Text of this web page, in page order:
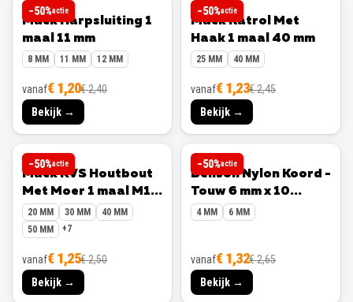
−50%actie
MACK
Mack Harpsluiting 1
maal 11 mm
8 MM 11 MM 12 MM
vanaf€ 1,20€ 2,40
Bekijk →
−50%actie
MACK
Mack Katrol Met
Haak 1 maal 40 mm
25 MM 40 MM
vanaf€ 1,23€ 2,45
Bekijk →
−50%actie
MACK
Mack RVS Houtbout
Met Moer 1 maal M10
x 130 mm
20 MM 30 MM
40 MM
50 MM
+7
vanaf€ 1,25€ 2,50
Bekijk →
−50%actie
BENSON
Benson Nylon Koord -
Touw 6 mm x 10
meter
4 MM 6 MM
vanaf€ 1,32€ 2,65
Bekijk →